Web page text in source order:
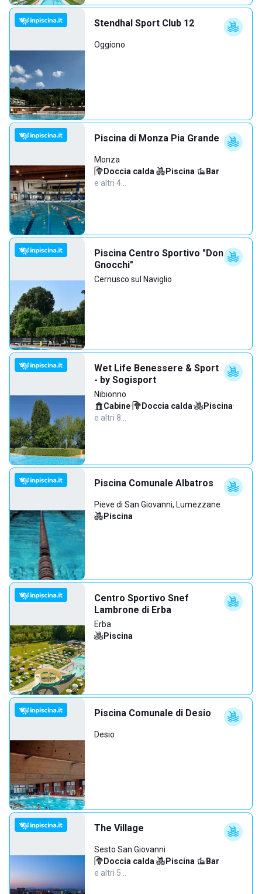
Stendhal Sport Club 12
Oggiono
Piscina di Monza Pia Grande
Monza
Doccia calda· Piscina· Bar·
e altri 4…
Piscina Centro Sportivo "Don
Gnocchi"
Cernusco sul Naviglio
Wet Life Benessere & Sport
- by Sogisport
Nibionno
Cabine· Doccia calda· Piscina·
e altri 8…
Piscina Comunale Albatros
Pieve di San Giovanni, Lumezzane
Piscina
Centro Sportivo Snef
Lambrone di Erba
Erba
Piscina
Piscina Comunale di Desio
Desio
The Village
Sesto San Giovanni
Doccia calda· Piscina· Bar·
e altri 5…